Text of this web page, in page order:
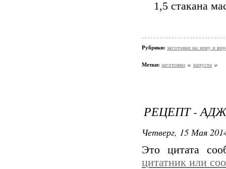
1,5 стакана
Рубрики: заготовки на зиму и
Метки: заготовки капуста
РЕЦЕПТ -
Четверг, 15 Мая
Это цитата
цитатник или